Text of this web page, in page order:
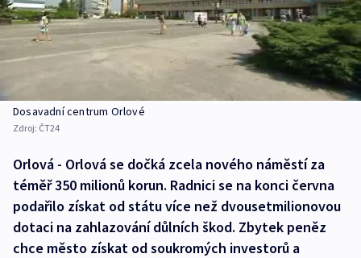
Dosavadní centrum Orlové
Zdroj: ČT24
Orlová - Orlová se dočká zcela nového náměstí za
téměř 350 milionů korun. Radnici se na konci června
podařilo získat od státu více než dvousetmilionovou
dotaci na zahlazování důlních škod. Zbytek peněz
chce město získat od soukromých investorů a